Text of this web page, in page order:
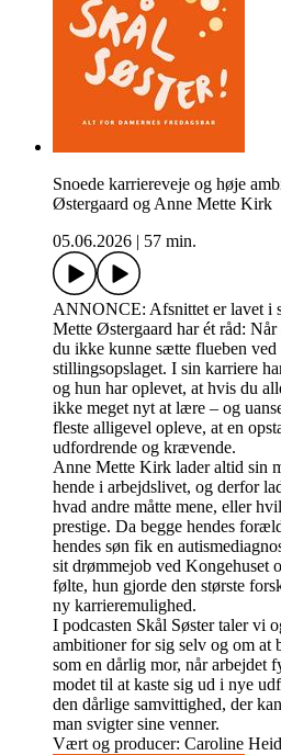
Snoede karriereveje og høje
Østergaard og Anne Mette Kirk
05.06.2026
57 min.
ANNONCE: Afsnittet er lavet i
Mette Østergaard har ét råd:
du ikke kunne sætte flueben ved
stillingsopslaget. I sin karriere
og hun har oplevet, at hvis du
ikke meget nyt at lære – og
fleste alligevel opleve, at en
udfordrende og krævende.
Anne Mette Kirk lader altid sin
hende i arbejdslivet, og derfor
hvad andre måtte mene, eller
prestige. Da begge hendes
hendes søn fik en
sit drømmejob ved Kongehuset
følte, hun gjorde den største
ny karrieremulighed.
I podcasten Skål Søster taler vi
ambitioner for sig selv og om at
som en dårlig mor, når arbejdet
modet til at kaste sig ud i nye
den dårlige samvittighed, der
man svigter sine venner.
Vært og producer: Caroline